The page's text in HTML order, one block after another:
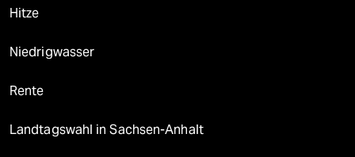
Hitze
Niedrigwasser
Rente
Landtagswahl in Sachsen-Anhalt